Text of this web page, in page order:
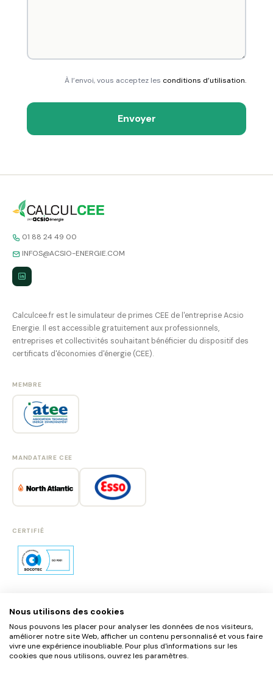
À l’envoi, vous acceptez les conditions d’utilisation.
Envoyer
01 88 24 49 00
INFOS@ACSIO-ENERGIE.COM
Calculcee.fr est le simulateur de primes CEE de l'entreprise Acsio
Energie. Il est accessible gratuitement aux professionnels,
entreprises et collectivités souhaitant bénéficier du dispositif des
certificats d'économies d'énergie (CEE).
MEMBRE
MANDATAIRE CEE
CERTIFIÉ
SE CONNECTER
S'INSCRIRE
MENTIONS LÉGALES
Nous utilisons des cookies
Nous pouvons les placer pour analyser les données de nos visiteurs,
améliorer notre site Web, afficher un contenu personnalisé et vous faire
vivre une expérience inoubliable. Pour plus d'informations sur les
cookies que nous utilisons, ouvrez les paramètres.